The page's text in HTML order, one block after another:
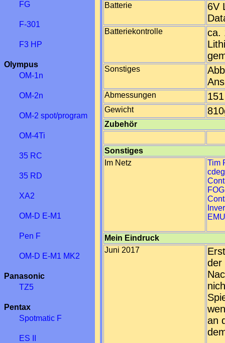
FG
F-301
F3 HP
Olympus
OM-1n
OM-2n
OM-2 spot/program
OM-4Ti
35 RC
35 RD
XA2
OM-D E-M1
Pen F
OM-D E-M1 MK2
Panasonic
TZ5
Pentax
Spotmatic F
ES II
Batterie
6V
Batteriekontrolle
ca.
Sonstiges
Abmessungen
Gewicht
Zubehör
Sonstiges
Im Netz
Tim
Mein Eindruck
Juni 2017
der
an